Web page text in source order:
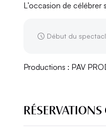
L’occasion de célébrer
Début du
Productions : PAV